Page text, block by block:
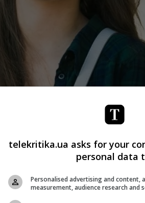
у серіалі «Сонячний листопад». Фото:
адаптація популярного
серіалі телеканалу
Ірина Гришак.
telekritika.ua asks for your
personal data
Personalised advertising and content,
measurement, audience research and